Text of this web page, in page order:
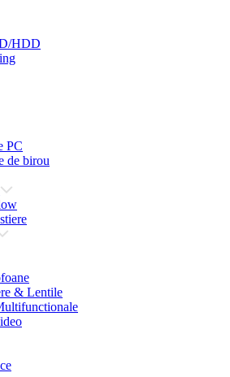
HDD
PC
de birou
& Lentile